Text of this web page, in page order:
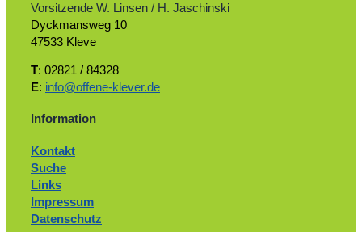
Vorsitzende W. Linsen / H. Jaschinski
Dyckmansweg 10
47533 Kleve
T: 02821 / 84328
E: info@offene-klever.de
Information
Kontakt
Suche
Links
Impressum
Datenschutz